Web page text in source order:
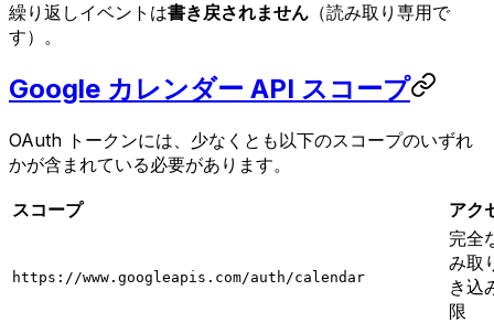
繰り返しイベントは書き戻されません （読み取り専用で
す）。
Google カレンダー API スコープ
OAuth トークンには、少なくとも以下のスコープのいずれ
かが含まれている必要があります。
スコープ アク
https://www.googleapis.com/auth/calendar
完全
み取
き込
限